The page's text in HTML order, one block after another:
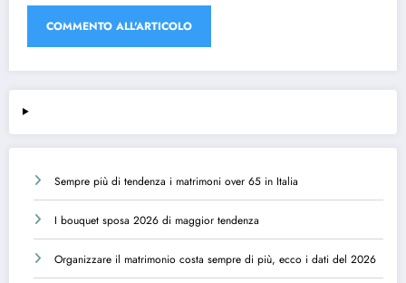
Sempre più di tendenza i matrimoni over 65 in Italia
I bouquet sposa 2026 di maggior tendenza
Organizzare il matrimonio costa sempre di più, ecco i dati del 2026